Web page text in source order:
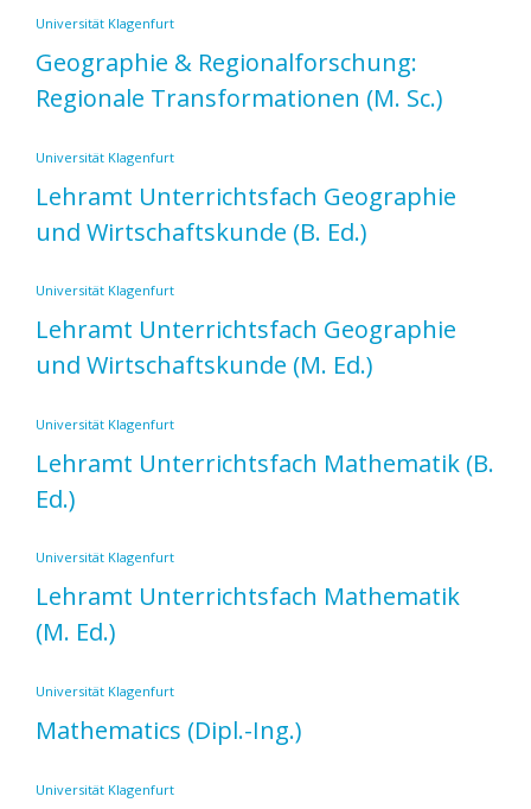
Universität Klagenfurt
Geographie & Regionalforschung:
Regionale Transformationen (M. Sc.)
Universität Klagenfurt
Lehramt Unterrichtsfach Geographie
und Wirtschaftskunde (B. Ed.)
Universität Klagenfurt
Lehramt Unterrichtsfach Geographie
und Wirtschaftskunde (M. Ed.)
Universität Klagenfurt
Lehramt Unterrichtsfach Mathematik (B.
Ed.)
Universität Klagenfurt
Lehramt Unterrichtsfach Mathematik
(M. Ed.)
Universität Klagenfurt
Mathematics (Dipl.-Ing.)
Universität Klagenfurt